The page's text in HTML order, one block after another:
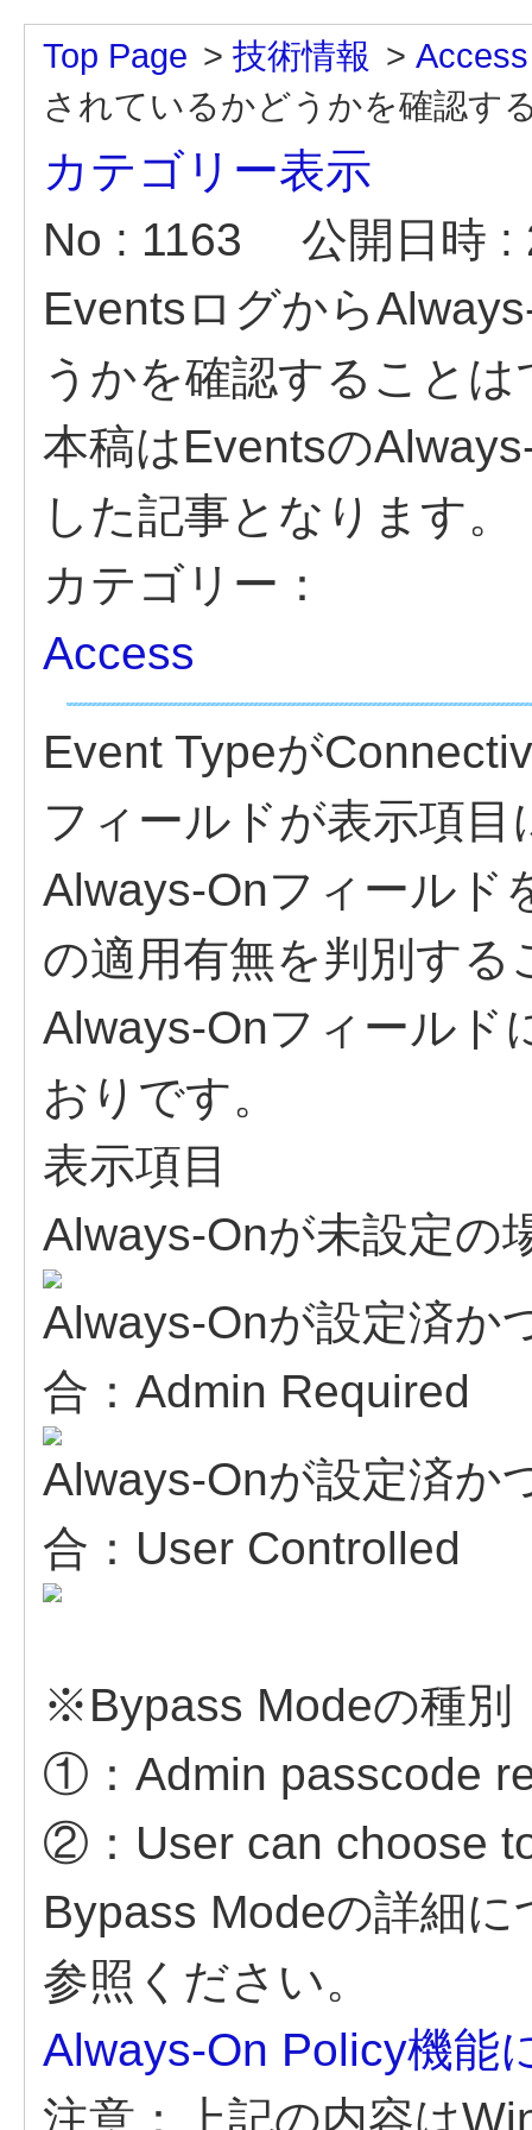
Top Page > 技術情報 > Access
されているかどうかを確認す
カテゴリー表示
No : 1163
公開日時 :
Eventsログから
うかを確認すること
本稿はEventsの
した記事となります。
カテゴリー：
Access
Event Typeが
フィールドが表示項
Always-Onフィールド
の適用有無を判別す
Always-Onフィールド
おりです。
表示項目
Always-Onが未設定の
Always-Onが設定済
合：Admin Required
Always-Onが設定済
合：User Controlled
※Bypass Modeの種別
①：Admin passcode
②：User can choose
Bypass Modeの詳細
参照ください。
Always-On Policy機能
注意：上記の内容は